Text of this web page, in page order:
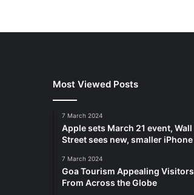
Most Viewed Posts
7 March 2024
Apple sets March 21 event, Wall
Street sees new, smaller iPhone
7 March 2024
Goa Tourism Appealing Visitors
From Across the Globe